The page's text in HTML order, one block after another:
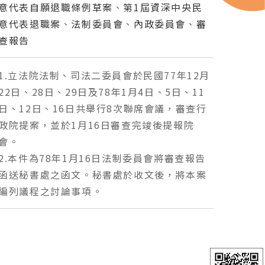
代表自願退職條例草案 、 第1屆資深中央民
代表退職案 、 法制委員會 、 內政委員會 、 審
報告
立法院法制、司法二委員會於民國77年12月
日、28日、29日及78年1月4日、5日、11
、12日、16日共舉行8次聯席會議，審查行
院提案，並於1月16日審查完竣後提報院
。
本件為78年1月16日法制委員會將審查報告
送秘書處之函文。秘書處於收文後，將本案
列議程之討論事項。